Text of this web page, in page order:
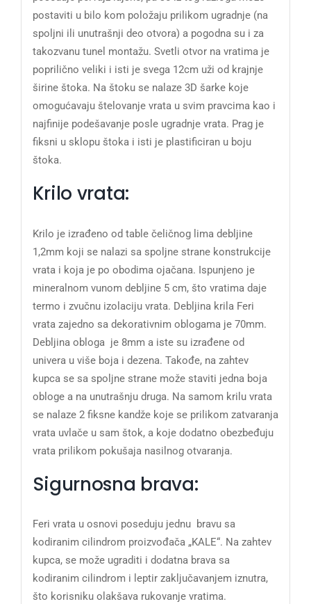
postaviti u bilo kom položaju prilikom ugradnje (na
spoljni ili unutrašnji deo otvora) a pogodna su i za
takozvanu tunel montažu. Svetli otvor na vratima je
poprilično veliki i isti je svega 12cm uži od krajnje
širine štoka. Na štoku se nalaze 3D šarke koje
omogućavaju štelovanje vrata u svim pravcima kao i
najfinije podešavanje posle ugradnje vrata. Prag je
fiksni u sklopu štoka i isti je plastificiran u boju
štoka.
Krilo vrata:
Krilo je izrađeno od table čeličnog lima debljine
1,2mm koji se nalazi sa spoljne strane konstrukcije
vrata i koja je po obodima ojačana. Ispunjeno je
mineralnom vunom debljine 5 cm, što vratima daje
termo i zvučnu izolaciju vrata. Debljina krila Feri
vrata zajedno sa dekorativnim oblogama je 70mm.
Debljina obloga je 8mm a iste su izrađene od
univera u više boja i dezena. Takođe, na zahtev
kupca se sa spoljne strane može staviti jedna boja
obloge a na unutrašnju druga. Na samom krilu vrata
se nalaze 2 fiksne kandže koje se prilikom zatvaranja
vrata uvlače u sam štok, a koje dodatno obezbeđuju
vrata prilikom pokušaja nasilnog otvaranja.
Sigurnosna brava:
Feri vrata u osnovi poseduju jednu bravu sa
kodiranim cilindrom proizvođača „KALE“. Na zahtev
kupca, se može ugraditi i dodatna brava sa
kodiranim cilindrom i leptir zaključavanjem iznutra,
što korisniku olakšava rukovanje vratima.